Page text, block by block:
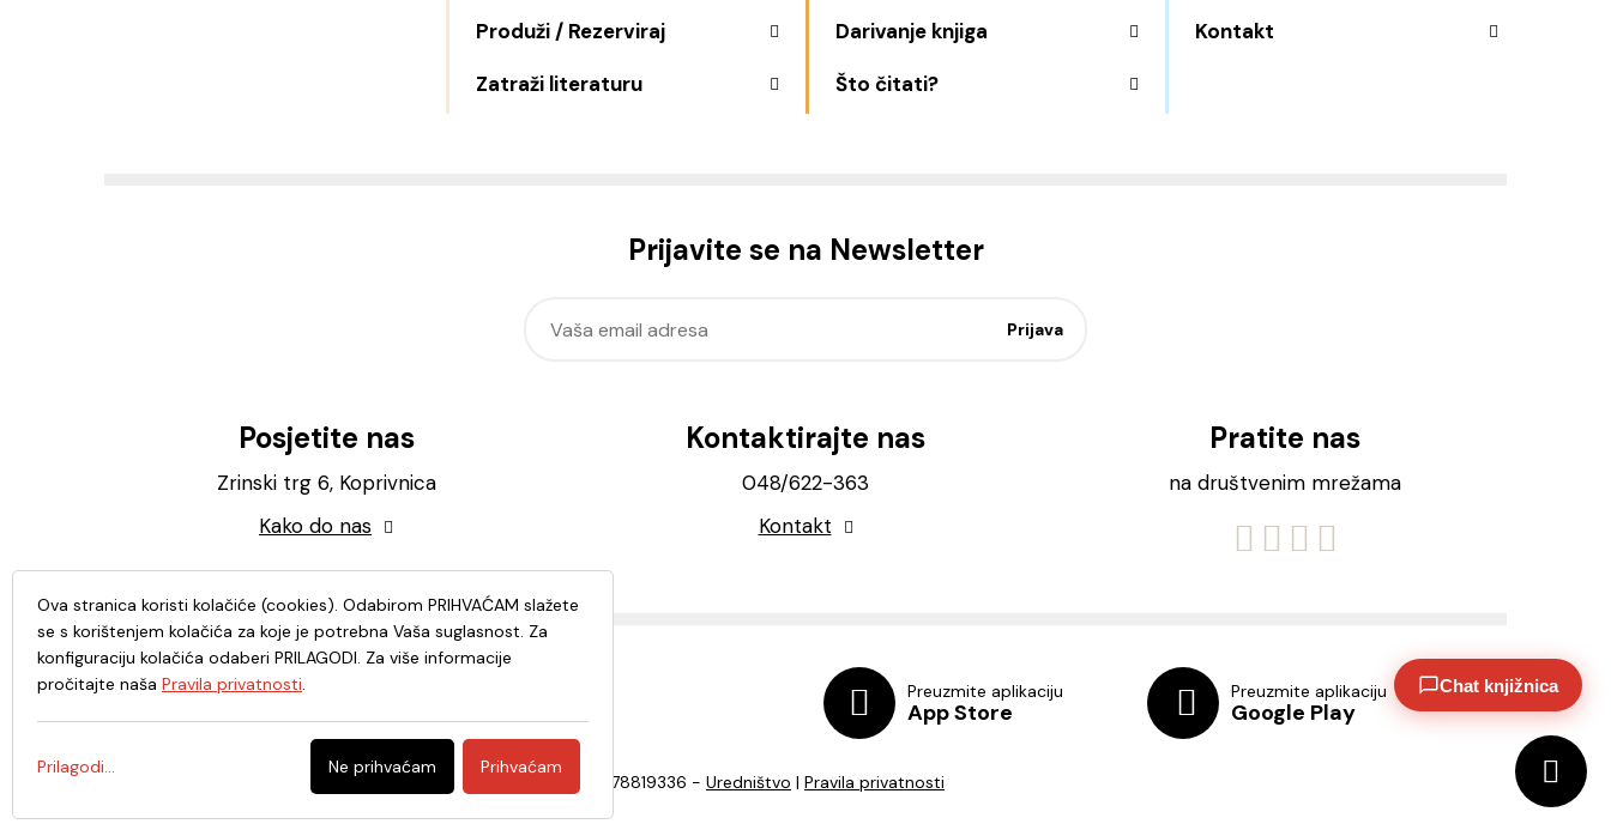
Produži / Rezerviraj
Zatraži literaturu
Darivanje knjiga
Što čitati?
Kontakt
Prijavite se na Newsletter
Posjetite nas
Zrinski trg 6, Koprivnica
Kako do nas
Kontaktirajte nas
048/622-363
Kontakt
Pratite nas
na društvenim mrežama
Preuzmite aplikaciju
App Store
Preuzmite aplikaciju
Google Play
© 2026. - Knjižnica i čitaonica Fran Galović Koprivnica - OIB: 82278819336 - Uredništvo | Pravila privatnosti
Chat knjižnica
Ova stranica koristi kolačiće (cookies). Odabirom PRIHVAĆAM slažete
se s korištenjem kolačića za koje je potrebna Vaša suglasnost. Za
konfiguraciju kolačića odaberi PRILAGODI. Za više informacije
pročitajte naša Pravila privatnosti.
Prilagodi... Ne prihvaćam Prihvaćam